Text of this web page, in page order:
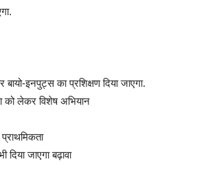
इनपुट्स का प्रशिक्षण दिया जाएगा.
को लेकर विशेष अभियान
जाएगा बढ़ावा